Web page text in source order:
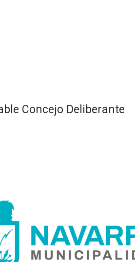
Concejo Deliberante